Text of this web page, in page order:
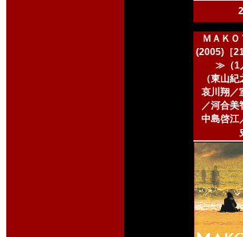
ＭＡＫＯ
(2005)［
≫（1
（東山
哀川翔／
／河合美
中島啓江